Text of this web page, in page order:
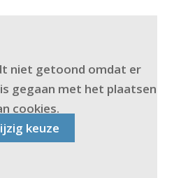
niet getoond omdat er
gegaan met het plaatsen
cookies.
keuze